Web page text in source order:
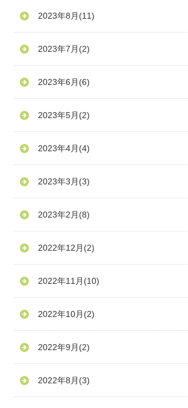
2023年8月 (11)
2023年7月 (2)
2023年6月 (6)
2023年5月 (2)
2023年4月 (4)
2023年3月 (3)
2023年2月 (8)
2022年12月 (2)
2022年11月 (10)
2022年10月 (2)
2022年9月 (2)
2022年8月 (3)